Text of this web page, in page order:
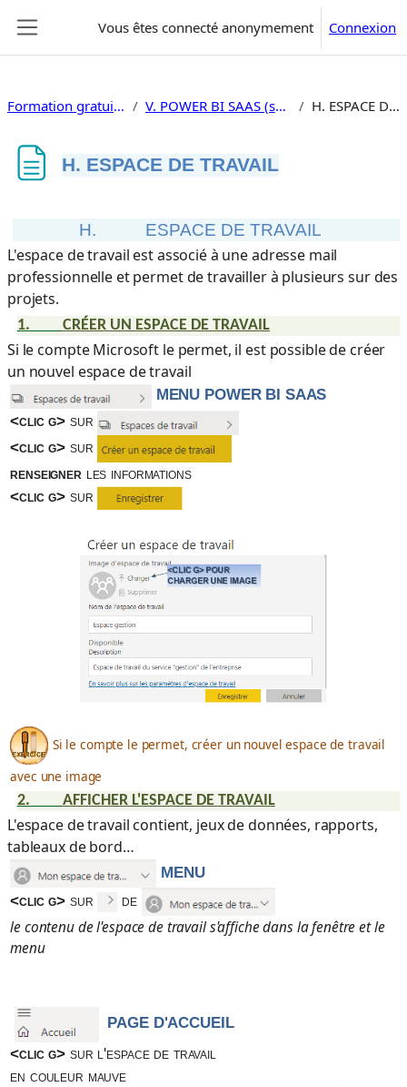
Vous êtes connecté anonymement Connexion
Formation gratuite Power Bi V. POWER BI SAAS (soft as a service) H. ESPACE DE TRAVAIL
H. ESPACE DE TRAVAIL
H. ESPACE DE TRAVAIL
L'espace de travail est associé à une adresse mail
professionnelle et permet de travailler à plusieurs sur des
projets.
1. CRÉER UN ESPACE DE TRAVAIL
Si le compte Microsoft le permet, il est possible de créer
un nouvel espace de travail
MENU POWER BI SAAS
<clic g> sur
<clic g> sur
renseigner les informations
<clic g> sur
Si le compte le permet, créer un nouvel espace de travail
avec une image
2. AFFICHER L'ESPACE DE TRAVAIL
L'espace de travail contient, jeux de données, rapports,
tableaux de bord…
MENU
<clic g> sur de
le contenu de l'espace de travail s'affiche dans la fenêtre et le
menu
PAGE D'ACCUEIL
<clic g> sur l'espace de travail
en couleur mauve